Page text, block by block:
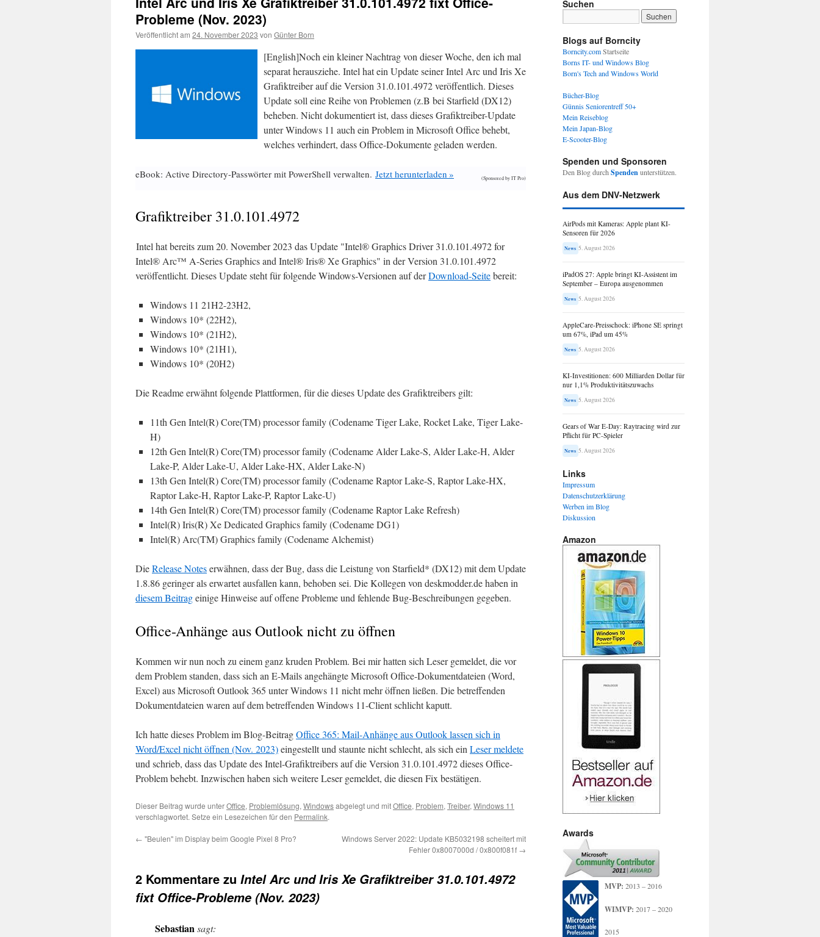
Probleme (Nov. 2023)
Veröffentlicht am 24. November 2023 von Günter Born
[English]Noch ein kleiner Nachtrag von dieser Woche, den ich mal
separat herausziehe. Intel hat ein Update seiner Intel Arc und Iris Xe
Grafiktreiber auf die Version 31.0.101.4972 veröffentlich. Dieses
Update soll eine Reihe von Problemen (z.B bei Starfield (DX12)
beheben. Nicht dokumentiert ist, dass dieses Grafiktreiber-Update
unter Windows 11 auch ein Problem in Microsoft Office behebt,
welches verhindert, dass Office-Dokumente geladen werden.
eBook: Active Directory-Passwörter mit PowerShell verwalten. Jetzt herunterladen » (Sponsored by IT Pro)
Grafiktreiber 31.0.101.4972
Intel hat bereits zum 20. November 2023 das Update "Intel® Graphics Driver 31.0.101.4972 for
Intel® Arc™ A-Series Graphics and Intel® Iris® Xe Graphics" in der Version 31.0.101.4972
veröffentlicht. Dieses Update steht für folgende Windows-Versionen auf derDownload-Seitebereit:
Windows 11 21H2-23H2,
Windows 10* (22H2),
Windows 10* (21H2),
Windows 10* (21H1),
Windows 10* (20H2)
Die Readme erwähnt folgende Plattformen, für die dieses Update des Grafiktreibers gilt:
11th Gen Intel(R) Core(TM) processor family (Codename Tiger Lake, Rocket Lake, Tiger Lake-
H)
12th Gen Intel(R) Core(TM) processor family (Codename Alder Lake-S, Alder Lake-H, Alder
Lake-P, Alder Lake-U, Alder Lake-HX, Alder Lake-N)
13th Gen Intel(R) Core(TM) processor family (Codename Raptor Lake-S, Raptor Lake-HX,
Raptor Lake-H, Raptor Lake-P, Raptor Lake-U)
14th Gen Intel(R) Core(TM) processor family (Codename Raptor Lake Refresh)
Intel(R) Iris(R) Xe Dedicated Graphics family (Codename DG1)
Intel(R) Arc(TM) Graphics family (Codename Alchemist)
DieRelease Noteserwähnen, dass der Bug, dass die Leistung von Starfield* (DX12) mit dem Update
1.8.86 geringer als erwartet ausfallen kann, behoben sei. Die Kollegen von deskmodder.de haben in
diesem Beitrageinige Hinweise auf offene Probleme und fehlende Bug-Beschreibungen gegeben.
Office-Anhänge aus Outlook nicht zu öffnen
Kommen wir nun noch zu einem ganz kruden Problem. Bei mir hatten sich Leser gemeldet, die vor
dem Problem standen, dass sich an E-Mails angehängte Microsoft Office-Dokumentdateien (Word,
Excel) aus Microsoft Outlook 365 unter Windows 11 nicht mehr öffnen ließen. Die betreffenden
Dokumentdateien waren auf dem betreffenden Windows 11-Client schlicht kaputt.
Ich hatte dieses Problem im Blog-BeitragOffice 365: Mail-Anhänge aus Outlook lassen sich in
Word/Excel nicht öffnen (Nov. 2023)eingestellt und staunte nicht schlecht, als sich ein Leser meldete
und schrieb, dass das Update des Intel-Grafiktreibers auf die Version 31.0.101.4972 dieses Office-
Problem behebt. Inzwischen haben sich weitere Leser gemeldet, die diesen Fix bestätigen.
Dieser Beitrag wurde unterOffice, Problemlösung, Windowsabgelegt und mitOffice, Problem, Treiber, Windows 11
verschlagwortet. Setze ein Lesezeichen für den Permalink.
← "Beulen" im Display beim Google Pixel 8 Pro?
Windows Server 2022: Update KB5032198 scheitert mit
Fehler 0x8007000d / 0x800f081f →
2 Kommentare zu Intel Arc und Iris Xe Grafiktreiber 31.0.101.4972
fixt Office-Probleme (Nov. 2023)
Sebastiansagt:
Suchen
Blogs auf Borncity
Borncity.comStartseite
Borns IT- und Windows Blog
Born's Tech and Windows World
Bücher-Blog
Günnis Seniorentreff 50+
Mein Reiseblog
Mein Japan-Blog
E-Scooter-Blog
Spenden und Sponsoren
Den Blog durch Spendenunterstützen.
Aus dem DNV-Netzwerk
AirPods mit Kameras: Apple plant KI-
Sensoren für 2026
News 5. August 2026
iPadOS 27: Apple bringt KI-Assistent im
September – Europa ausgenommen
News 5. August 2026
AppleCare-Preisschock: iPhone SE springt
um 67%, iPad um 45%
News 5. August 2026
KI-Investitionen: 600 Milliarden Dollar für
nur 1,1% Produktivitätszuwachs
News 5. August 2026
Gears of War E-Day: Raytracing wird zur
Pflicht für PC-Spieler
News 5. August 2026
Links
Impressum
Datenschutzerklärung
Werben im Blog
Diskussion
Amazon
Awards
MVP: 2013 – 2016
WIMVP: 2017 – 2020
2015